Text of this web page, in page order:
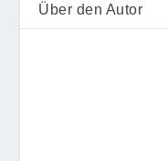
Über den Autor